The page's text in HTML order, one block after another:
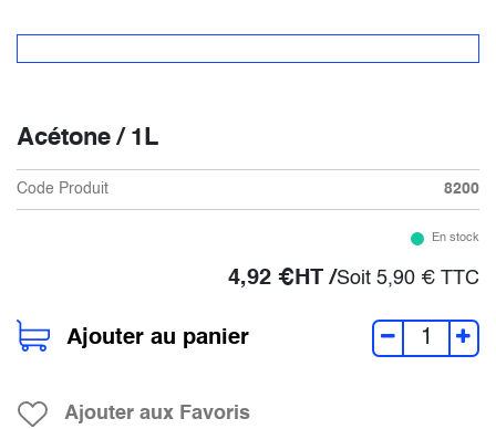
Acétone / 1L
Code Produit 8200
En stock
4,92 €HT /Soit 5,90 € TTC
Ajouter au panier
Ajouter aux Favoris